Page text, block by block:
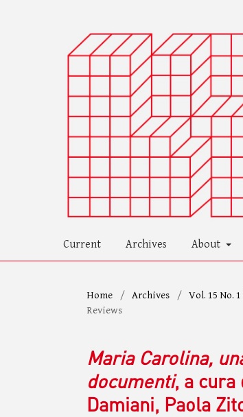
Current Archives About
Home / Archives / Vol. 15 No.
Reviews
Maria Carolina,
documenti, a cura
Damiani, Paola